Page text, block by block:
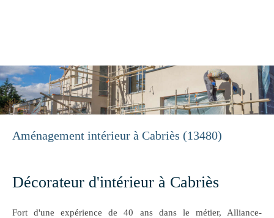
Aménagement intérieur à Cabriès (13480)
Décorateur d'intérieur à Cabriès
Fort d'une expérience de 40 ans dans le métier, Alliance-